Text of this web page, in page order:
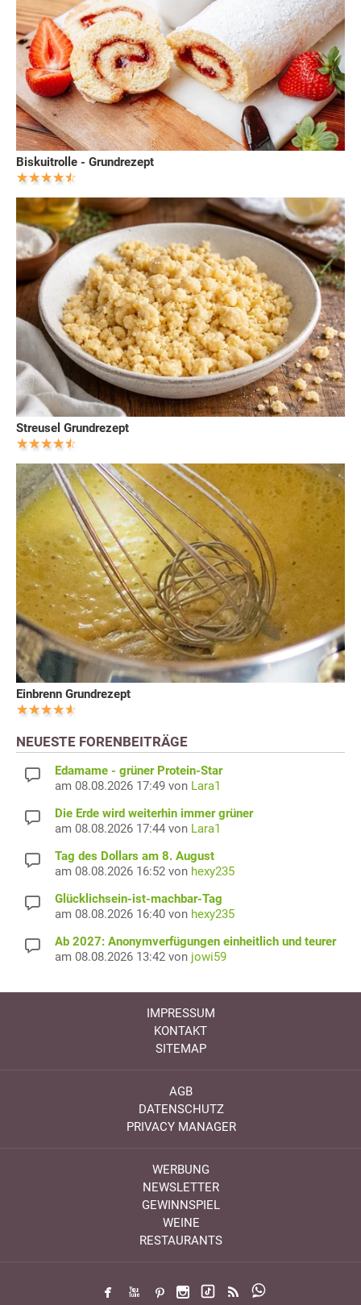
Biskuitrolle - Grundrezept
Streusel Grundrezept
Einbrenn Grundrezept
NEUESTE FORENBEITRÄGE
Edamame - grüner Protein-Star
am 08.08.2026 17:49 von Lara1
Die Erde wird weiterhin immer grüner
am 08.08.2026 17:44 von Lara1
Tag des Dollars am 8. August
am 08.08.2026 16:52 von hexy235
Glücklichsein-ist-machbar-Tag
am 08.08.2026 16:40 von hexy235
Ab 2027: Anonymverfügungen einheitlich und teurer
am 08.08.2026 13:42 von jowi59
IMPRESSUM
KONTAKT
SITEMAP
AGB
DATENSCHUTZ
PRIVACY MANAGER
WERBUNG
NEWSLETTER
GEWINNSPIEL
WEINE
RESTAURANTS